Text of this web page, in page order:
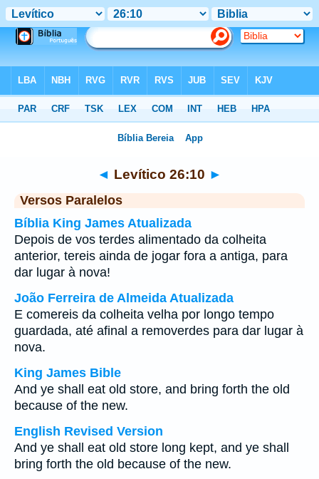
◄ Levítico 26:10 ►
Versos Paralelos
Bíblia King James Atualizada
Depois de vos terdes alimentado da colheita
anterior, tereis ainda de jogar fora a antiga, para
dar lugar à nova!
João Ferreira de Almeida Atualizada
E comereis da colheita velha por longo tempo
guardada, até afinal a removerdes para dar lugar à
nova.
King James Bible
And ye shall eat old store, and bring forth the old
because of the new.
English Revised Version
And ye shall eat old store long kept, and ye shall
bring forth the old because of the new.